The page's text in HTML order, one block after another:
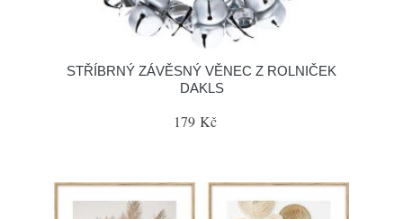
STŘÍBRNÝ ZÁVĚSNÝ VĚNEC Z ROLNIČEK
DAKLS
179 Kč